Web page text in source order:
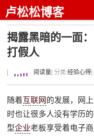
卢松松博客
揭露黑暗的一面
打假人
阅读量 | 分类:经验心得
随着互联网 的发展，网
时也让很多人没有学历
型企业老板享受着电子